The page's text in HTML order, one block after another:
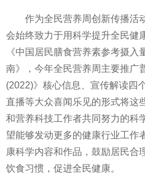
作为全民营养周创新传播活
会始终致力于用科学提升全民健
《中国居民膳食营养素参考摄入
南》，今年全民营养周主要推广
(2022)》核心信息、宣传解读四
直播等大众喜闻乐见的形式将这
和营养科技工作者共同努力的科
望能够发动更多的健康行业工作
康科学内容和作品，鼓励居民合
饮食习惯，促进全民健康。